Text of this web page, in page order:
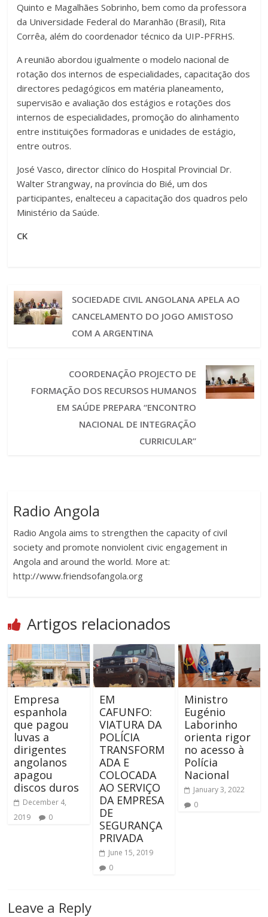
Quinto e Magalhães Sobrinho, bem como da professora
da Universidade Federal do Maranhão (Brasil), Rita
Corrêa, além do coordenador técnico da UIP-PFRHS.
A reunião abordou igualmente o modelo nacional de
rotação dos internos de especialidades, capacitação dos
directores pedagógicos em matéria planeamento,
supervisão e avaliação dos estágios e rotações dos
internos de especialidades, promoção do alinhamento
entre instituições formadoras e unidades de estágio,
entre outros.
José Vasco, director clínico do Hospital Provincial Dr.
Walter Strangway, na província do Bié, um dos
participantes, enalteceu a capacitação dos quadros pelo
Ministério da Saúde.
CK
SOCIEDADE CIVIL ANGOLANA APELA AO
CANCELAMENTO DO JOGO AMISTOSO
COM A ARGENTINA
COORDENAÇÃO PROJECTO DE
FORMAÇÃO DOS RECURSOS HUMANOS
EM SAÚDE PREPARA “ENCONTRO
NACIONAL DE INTEGRAÇÃO
CURRICULAR”
Radio Angola
Radio Angola aims to strengthen the capacity of civil
society and promote nonviolent civic engagement in
Angola and around the world. More at:
http://www.friendsofangola.org
Artigos relacionados
Empresa
espanhola
que pagou
luvas a
dirigentes
angolanos
apagou
discos duros
December 4,
2019
0
EM
CAFUNFO:
VIATURA DA
POLÍCIA
TRANSFORM
ADA E
COLOCADA
AO SERVIÇO
DA EMPRESA
DE
SEGURANÇA
PRIVADA
June 15, 2019
0
Ministro
Eugénio
Laborinho
orienta rigor
no acesso à
Polícia
Nacional
January 3, 2022
0
Leave a Reply